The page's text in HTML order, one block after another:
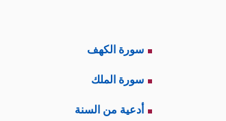
سورة الكهف
سورة الملك
أدعية من السنة